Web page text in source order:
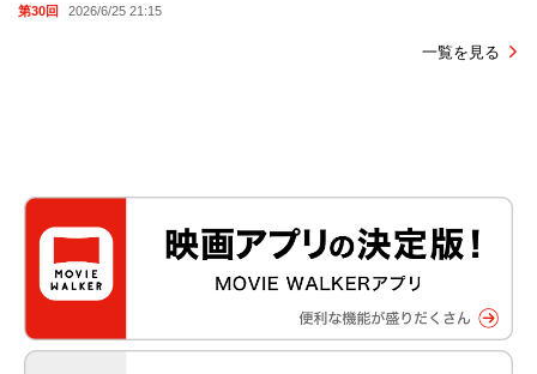
第30回 2026/6/25 21:15
一覧を見る